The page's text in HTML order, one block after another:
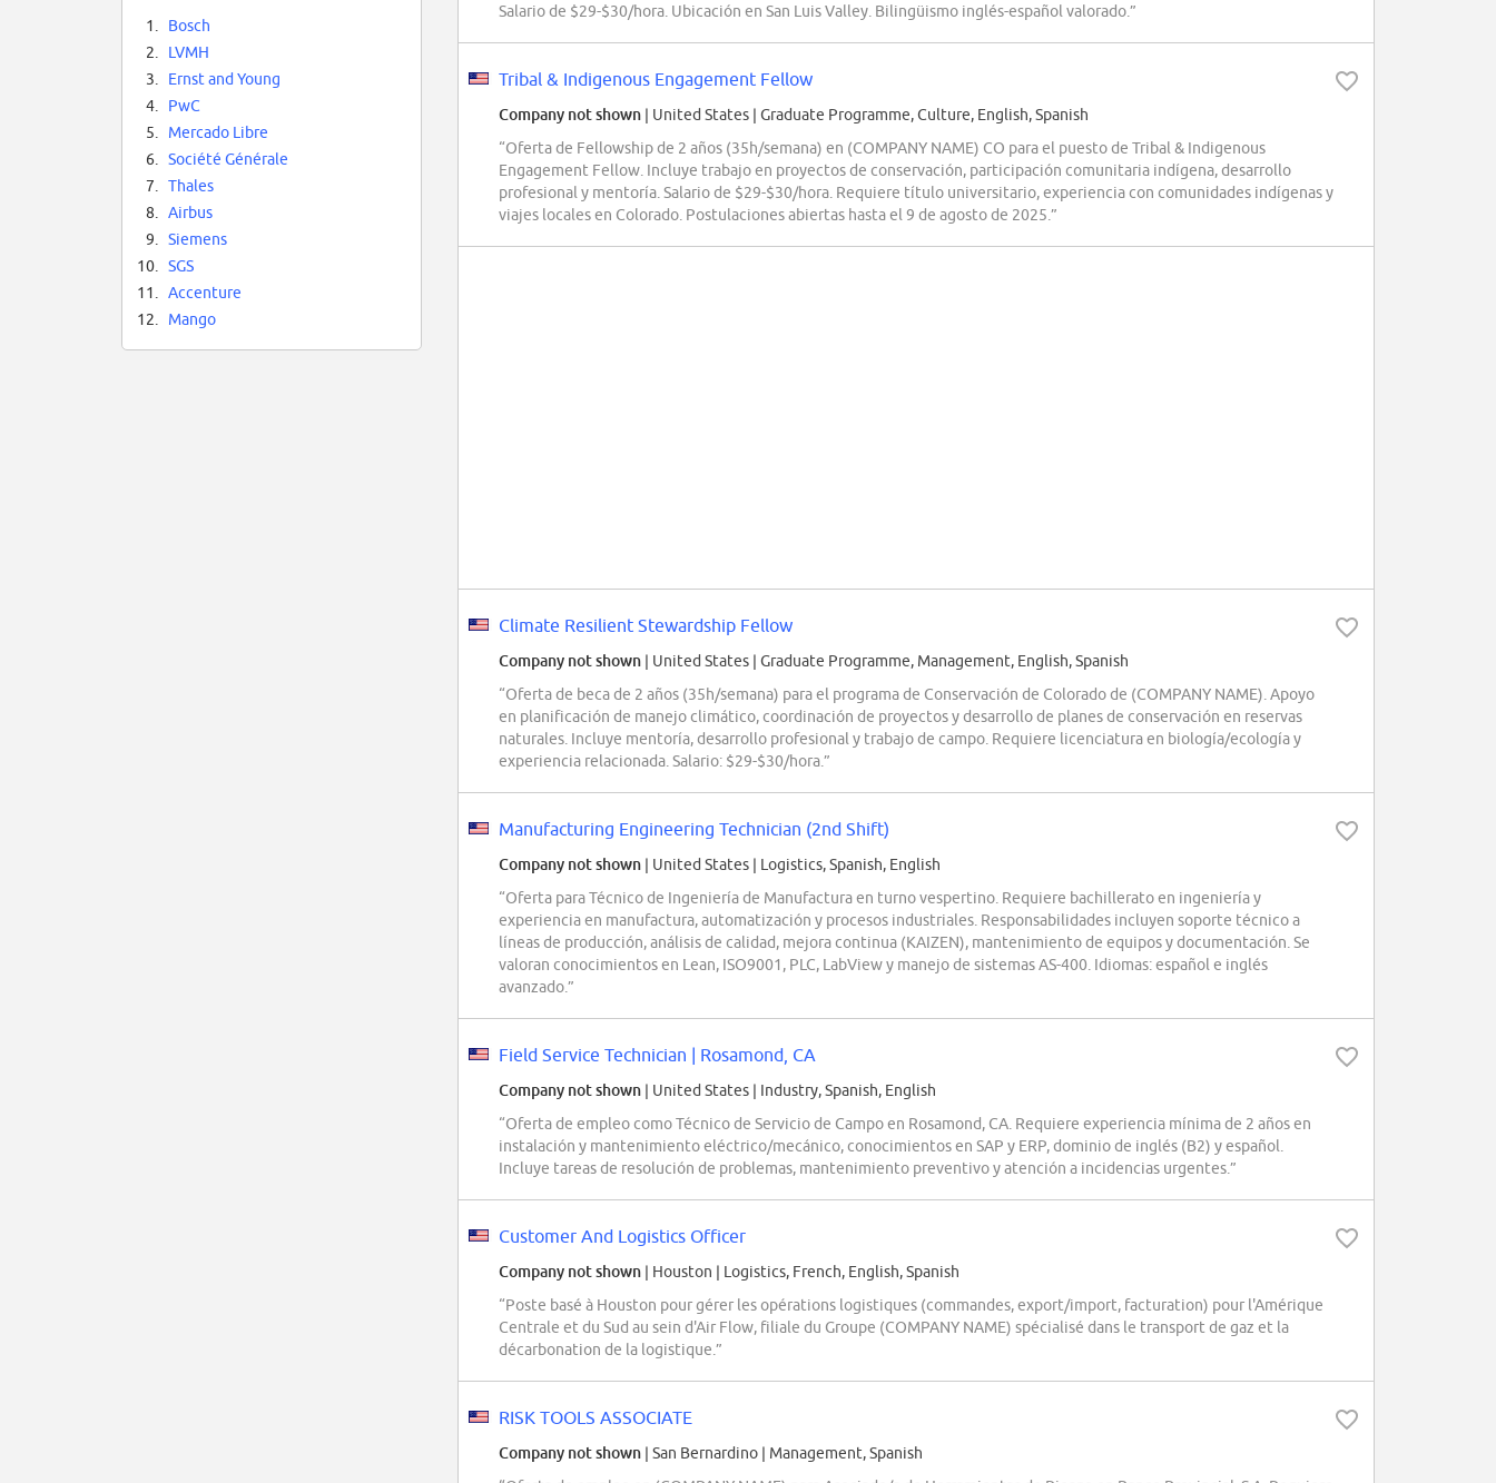
Salario de $29-$30/hora. Ubicación en San Luis Valley. Bilingüismo inglés-español valorado.”
Tribal & Indigenous Engagement Fellow
Company not shown | United States | Graduate Programme, Culture, English, Spanish
“Oferta de Fellowship de 2 años (35h/semana) en (COMPANY NAME) CO para el puesto de Tribal & Indigenous
Engagement Fellow. Incluye trabajo en proyectos de conservación, participación comunitaria indígena, desarrollo
profesional y mentoría. Salario de $29-$30/hora. Requiere título universitario, experiencia con comunidades indígenas y
viajes locales en Colorado. Postulaciones abiertas hasta el 9 de agosto de 2025.”
Climate Resilient Stewardship Fellow
Company not shown | United States | Graduate Programme, Management, English, Spanish
“Oferta de beca de 2 años (35h/semana) para el programa de Conservación de Colorado de (COMPANY NAME). Apoyo
en planificación de manejo climático, coordinación de proyectos y desarrollo de planes de conservación en reservas
naturales. Incluye mentoría, desarrollo profesional y trabajo de campo. Requiere licenciatura en biología/ecología y
experiencia relacionada. Salario: $29-$30/hora.”
Manufacturing Engineering Technician (2nd Shift)
Company not shown | United States | Logistics, Spanish, English
“Oferta para Técnico de Ingeniería de Manufactura en turno vespertino. Requiere bachillerato en ingeniería y
experiencia en manufactura, automatización y procesos industriales. Responsabilidades incluyen soporte técnico a
líneas de producción, análisis de calidad, mejora continua (KAIZEN), mantenimiento de equipos y documentación. Se
valoran conocimientos en Lean, ISO9001, PLC, LabView y manejo de sistemas AS-400. Idiomas: español e inglés
avanzado.”
Field Service Technician | Rosamond, CA
Company not shown | United States | Industry, Spanish, English
“Oferta de empleo como Técnico de Servicio de Campo en Rosamond, CA. Requiere experiencia mínima de 2 años en
instalación y mantenimiento eléctrico/mecánico, conocimientos en SAP y ERP, dominio de inglés (B2) y español.
Incluye tareas de resolución de problemas, mantenimiento preventivo y atención a incidencias urgentes.”
Customer And Logistics Officer
Company not shown | Houston | Logistics, French, English, Spanish
“Poste basé à Houston pour gérer les opérations logistiques (commandes, export/import, facturation) pour l'Amérique
Centrale et du Sud au sein d'Air Flow, filiale du Groupe (COMPANY NAME) spécialisé dans le transport de gaz et la
décarbonation de la logistique.”
RISK TOOLS ASSOCIATE
Company not shown | San Bernardino | Management, Spanish
1.
Bosch
2.
LVMH
3.
Ernst and Young
4.
PwC
5.
Mercado Libre
6.
Société Générale
7.
Thales
8.
Airbus
9.
Siemens
10.
SGS
11.
Accenture
12.
Mango